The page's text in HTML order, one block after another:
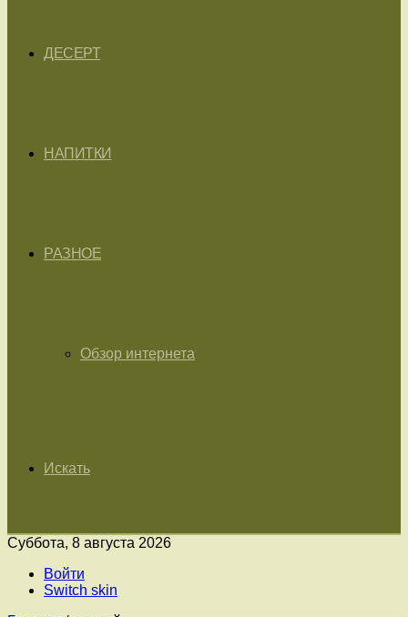
ДЕСЕРТ
НАПИТКИ
РАЗНОЕ
Обзор интернета
Искать
Суббота, 8 августа 2026
Войти
Switch skin